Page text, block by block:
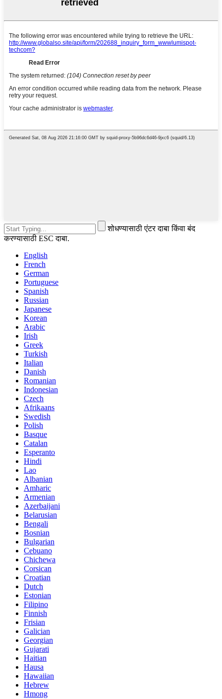
शोधण्यासाठी एंटर दाबा किंवा बंद
करण्यासाठी ESC दाबा.
English
French
German
Portuguese
Spanish
Russian
Japanese
Korean
Arabic
Irish
Greek
Turkish
Italian
Danish
Romanian
Indonesian
Czech
Afrikaans
Swedish
Polish
Basque
Catalan
Esperanto
Hindi
Lao
Albanian
Amharic
Armenian
Azerbaijani
Belarusian
Bengali
Bosnian
Bulgarian
Cebuano
Chichewa
Corsican
Croatian
Dutch
Estonian
Filipino
Finnish
Frisian
Galician
Georgian
Gujarati
Haitian
Hausa
Hawaiian
Hebrew
Hmong